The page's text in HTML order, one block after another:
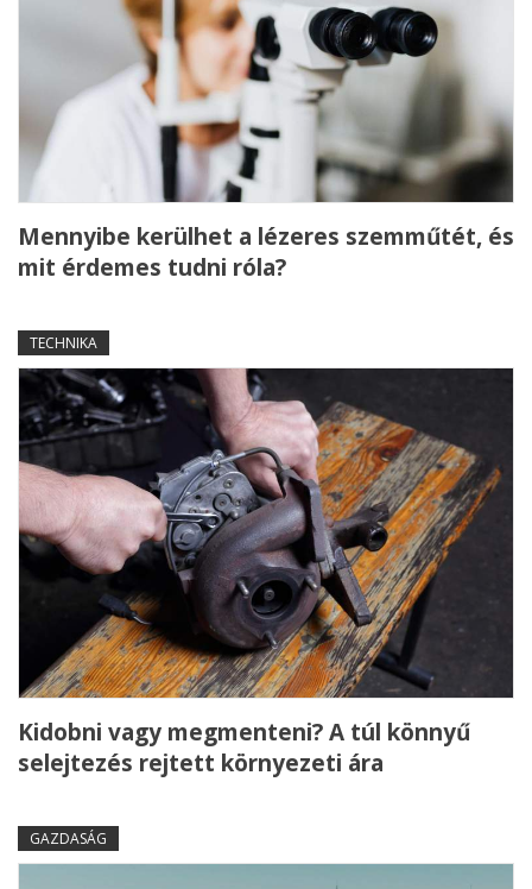
Mennyibe kerülhet a lézeres szemműtét, és
mit érdemes tudni róla?
TECHNIKA
Kidobni vagy megmenteni? A túl könnyű
selejtezés rejtett környezeti ára
GAZDASÁG